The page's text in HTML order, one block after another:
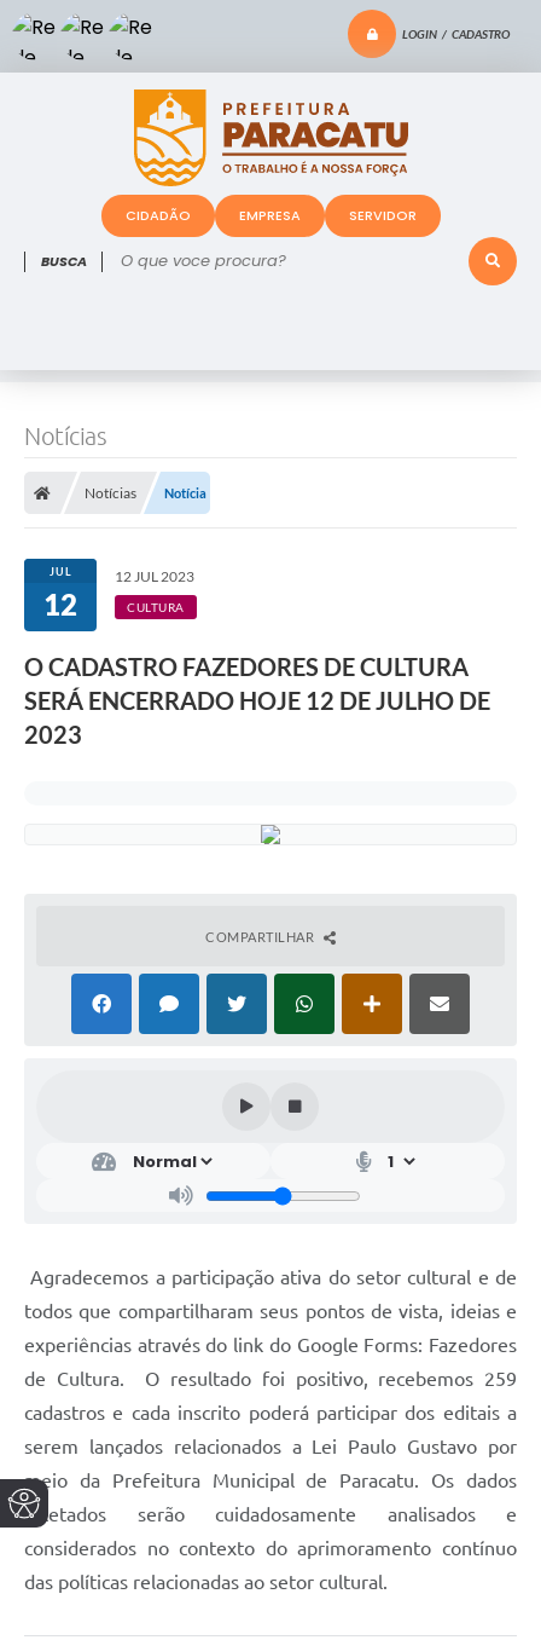
LOGIN / CADASTRO
O que voce procura?
CIDADÃO EMPRESA SERVIDOR
Notícias
Notícias Notícia
JUL
12
12 JUL 2023
CULTURA
O CADASTRO FAZEDORES DE CULTURA
SERÁ ENCERRADO HOJE 12 DE JULHO DE
2023
COMPARTILHAR
Agradecemos a participação ativa do setor cultural e de
todos que compartilharam seus pontos de vista, ideias e
experiências através do link do Google Forms: Fazedores
de Cultura. O resultado foi positivo, recebemos 259
cadastros e cada inscrito poderá participar dos editais a
serem lançados relacionados a Lei Paulo Gustavo por
meio da Prefeitura Municipal de Paracatu. Os dados
coletados serão cuidadosamente analisados e
considerados no contexto do aprimoramento contínuo
das políticas relacionadas ao setor cultural.